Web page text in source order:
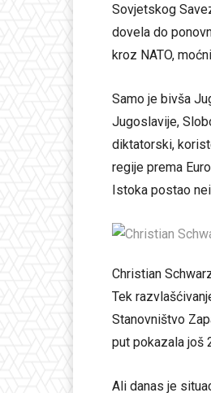
Sovjetskog
dovela do
kroz NATO,
Samo je bivša
Jugoslavije,
diktatorski,
regije prema
Istoka postao
Christian
Tek
Stanovništvo
put pokazala još
Ali danas je